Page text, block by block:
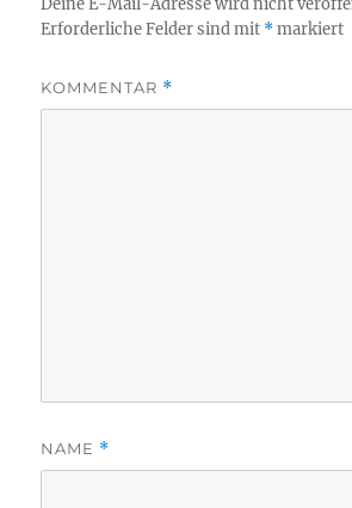
Deine E-Mail-Adresse wird nicht
Erforderliche Felder sind mit *markiert
KOMMENTAR *
NAME *